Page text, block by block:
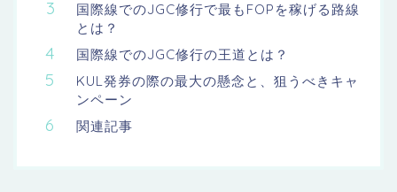
国際線でのJGC修行で最もFOPを稼げる路線
とは？
国際線でのJGC修行の王道とは？
KUL発券の際の最大の懸念と、狙うべきキャ
ンペーン
関連記事